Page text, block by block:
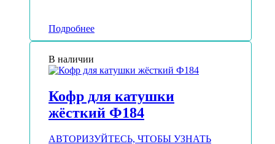
Подробнее
В наличии
Кофр для катушки
жёсткий Ф184
АВТОРИЗУЙТЕСЬ, ЧТОБЫ УЗНАТЬ